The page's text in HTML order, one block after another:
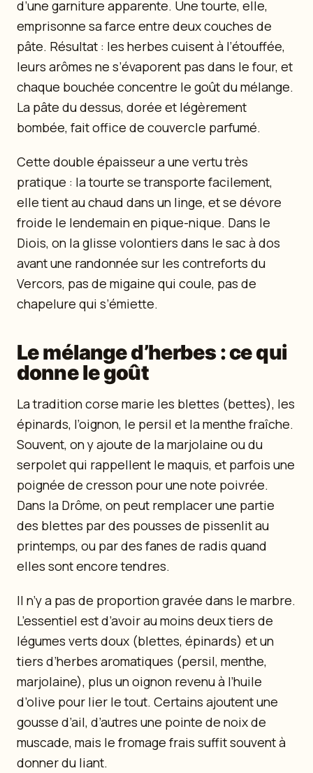
d’une garniture apparente. Une tourte, elle,
emprisonne sa farce entre deux couches de
pâte. Résultat : les herbes cuisent à l’étouffée,
leurs arômes ne s’évaporent pas dans le four, et
chaque bouchée concentre le goût du mélange.
La pâte du dessus, dorée et légèrement
bombée, fait office de couvercle parfumé.
Cette double épaisseur a une vertu très
pratique : la tourte se transporte facilement,
elle tient au chaud dans un linge, et se dévore
froide le lendemain en pique-nique. Dans le
Diois, on la glisse volontiers dans le sac à dos
avant une randonnée sur les contreforts du
Vercors, pas de migaine qui coule, pas de
chapelure qui s’émiette.
Le mélange d’herbes : ce qui
donne le goût
La tradition corse marie les blettes (bettes), les
épinards, l’oignon, le persil et la menthe fraîche.
Souvent, on y ajoute de la marjolaine ou du
serpolet qui rappellent le maquis, et parfois une
poignée de cresson pour une note poivrée.
Dans la Drôme, on peut remplacer une partie
des blettes par des pousses de pissenlit au
printemps, ou par des fanes de radis quand
elles sont encore tendres.
Il n’y a pas de proportion gravée dans le marbre.
L’essentiel est d’avoir au moins deux tiers de
légumes verts doux (blettes, épinards) et un
tiers d’herbes aromatiques (persil, menthe,
marjolaine), plus un oignon revenu à l’huile
d’olive pour lier le tout. Certains ajoutent une
gousse d’ail, d’autres une pointe de noix de
muscade, mais le fromage frais suffit souvent à
donner du liant.